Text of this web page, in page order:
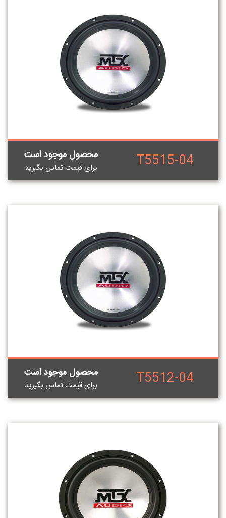
T5515-04 محصول موجود است
برای قيمت تماس بگيريد
T5512-04 محصول موجود است
برای قيمت تماس بگيريد